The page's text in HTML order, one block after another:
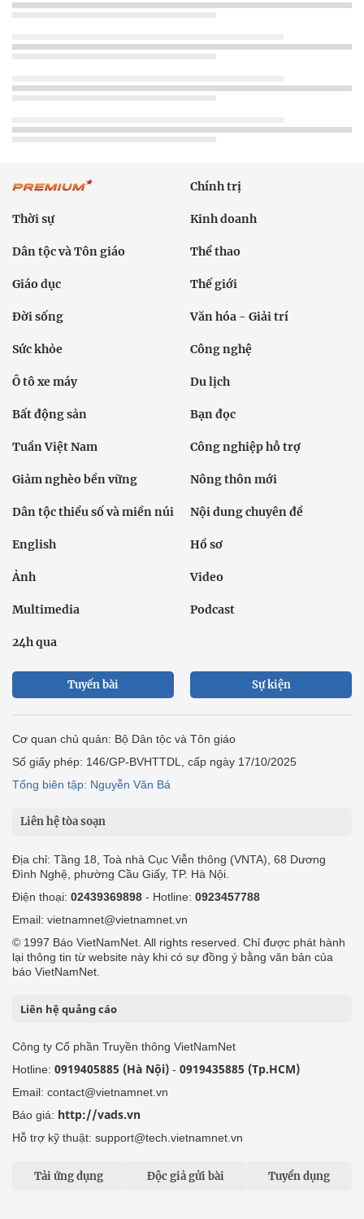
Chính trị
Thời sự Kinh doanh
Dân tộc và Tôn giáo Thể thao
Giáo dục Thế giới
Đời sống Văn hóa - Giải trí
Sức khỏe Công nghệ
Ô tô xe máy Du lịch
Bất động sản Bạn đọc
Tuần Việt Nam Công nghiệp hỗ trợ
Giảm nghèo bền vững Nông thôn mới
Dân tộc thiểu số và miền núi Nội dung chuyên đề
English Hồ sơ
Ảnh Video
Multimedia Podcast
24h qua
Tuyến bài Sự kiện
Cơ quan chủ quản: Bộ Dân tộc và Tôn giáo
Số giấy phép: 146/GP-BVHTTDL, cấp ngày 17/10/2025
Tổng biên tập: Nguyễn Văn Bá
Liên hệ tòa soạn
Địa chỉ: Tầng 18, Toà nhà Cục Viễn thông (VNTA), 68 Dương
Đình Nghệ, phường Cầu Giấy, TP. Hà Nội.
Điện thoại: 02439369898 - Hotline: 0923457788
Email: vietnamnet@vietnamnet.vn
© 1997 Báo VietNamNet. All rights reserved. Chỉ được phát hành
lại thông tin từ website này khi có sự đồng ý bằng văn bản của
báo VietNamNet.
Liên hệ quảng cáo
Công ty Cổ phần Truyền thông VietNamNet
Hotline: 0919405885 (Hà Nội) - 0919435885 (Tp.HCM)
Email: contact@vietnamnet.vn
Báo giá: http://vads.vn
Hỗ trợ kỹ thuật: support@tech.vietnamnet.vn
Tải ứng dụng Độc giả gửi bài Tuyển dụng